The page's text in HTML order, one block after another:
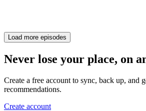
Load more episodes
Never lose your place, on
Create a free account to sync, back up, and
recommendations.
Create account